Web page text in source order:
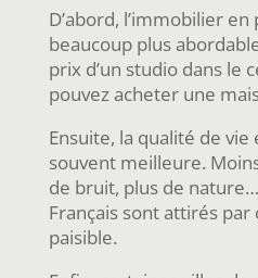
D’abord, l’immobilier
beaucoup plus
prix d’un studio dans le
pouvez acheter une
Ensuite, la qualité de
souvent meilleure.
de bruit, plus de
Français sont attirés par
paisible.